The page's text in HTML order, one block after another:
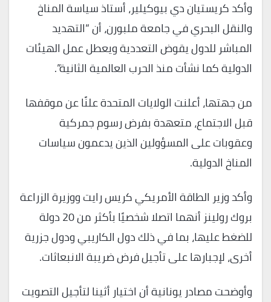
وأكد كريستيان دي بيوكيلير، أستاذ سياسة المناخ
والنقل البحري في جامعة ملبورن، أن “التهديد
المباشر للدول يقوض التعددية ويعطل عمل الهيئات
الدولية كما نشأت منذ الحرب العالمية الثانية”.
من جهتها، أعلنت الولايات المتحدة علنًا عن موقفها
قبل الاجتماع، متعهدة بفرض رسوم جمركية
وعقوبات على المسؤولين الذين يدعمون سياسات
المناخ الدولية.
وأكد وزير الطاقة الأمريكي كريس رايت ووزيرة الزراعة
بروك رولينز أنهما اتصلا شخصيًا بأكثر من 20 دولة
للضغط عليها، بما في ذلك دول الكاريبي ودول جزرية
أخرى، لإجبارها على تأجيل فرض ضريبة الانبعاثات.
وأوضحت مصادر يونانية أن اختيار أثينا لتأجيل التصويت